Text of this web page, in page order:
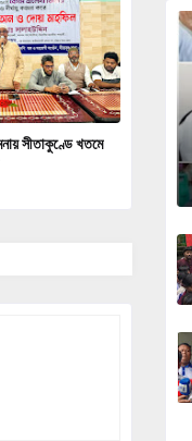
সীতাকুণ্ডে খতমে